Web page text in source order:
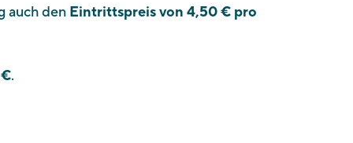
auch den Eintrittspreis von 4,50 € pro
.